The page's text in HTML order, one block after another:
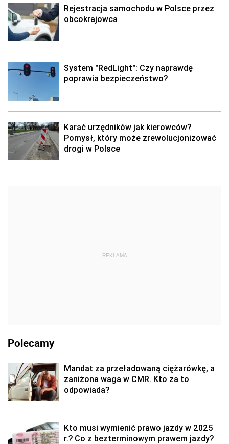
Rejestracja samochodu w Polsce przez
obcokrajowca
System "RedLight": Czy naprawdę
poprawia bezpieczeństwo?
Karać urzędników jak kierowców?
Pomysł, który może zrewolucjonizować
drogi w Polsce
REKLAMA
Polecamy
Mandat za przeładowaną ciężarówkę, a
zaniżona waga w CMR. Kto za to
odpowiada?
Kto musi wymienić prawo jazdy w 2025
r.? Co z bezterminowym prawem jazdy?